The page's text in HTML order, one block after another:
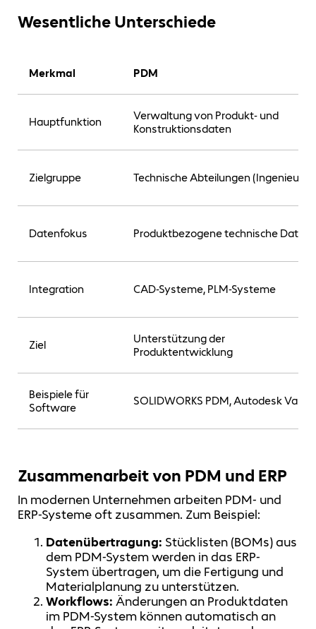
Wesentliche Unterschiede
Merkmal PDM
Hauptfunktion
Verwaltung von Produkt- und
Konstruktionsdaten
Zielgruppe Technische Abteilungen (Ingenieure)
Datenfokus Produktbezogene technische Daten
Integration CAD-Systeme, PLM-Systeme
Ziel
Unterstützung der
Produktentwicklung
Beispiele für
Software
SOLIDWORKS PDM, Autodesk Vault
Zusammenarbeit von PDM und ERP
In modernen Unternehmen arbeiten PDM- und
ERP-Systeme oft zusammen. Zum Beispiel:
Datenübertragung: Stücklisten (BOMs) aus
dem PDM-System werden in das ERP-
System übertragen, um die Fertigung und
Materialplanung zu unterstützen.
Workflows: Änderungen an Produktdaten
im PDM-System können automatisch an